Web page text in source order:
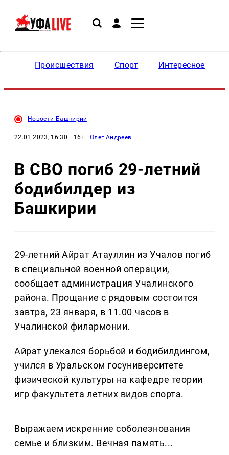
Происшествия Спорт Интересное
Новости Башкирии
22.01.2023, 16:30 · 16+ ·Олег Андреев
В СВО погиб 29-летний
бодибилдер из
Башкирии
29-летний Айрат Атауллин из Учалов погиб
в специальной военной операции,
сообщает администрация Учалинского
района. Прощание с рядовым состоится
завтра, 23 января, в 11.00 часов в
Учалинской филармонии.
Айрат улекался борьбой и бодибилдингом,
учился в Уральском госуниверситете
физической культуры на кафедре теории
игр факультета летних видов спорта.
Выражаем искренние соболезнования
семье и близким. Вечная память...